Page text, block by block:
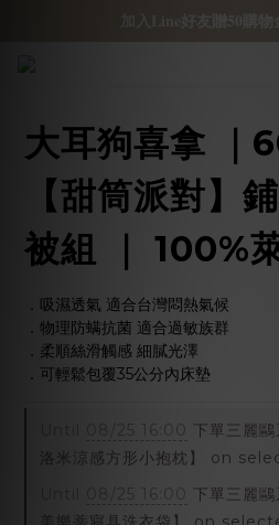
大耳狗喜拿 ｜
【甜筒派對】
被組 ｜ 100%
．吸濕透氣 適合台灣悶熱氣候
．物理防螨抗菌 適合過敏族群
．柔順絲滑觸感 細膩光澤
．可輕鬆包覆35公分內床墊
08/25 16:00
下單三麗
洛米涼感方形小抱枕】 on
08/25 16:00
下單三麗
加入Line好友贈50購物